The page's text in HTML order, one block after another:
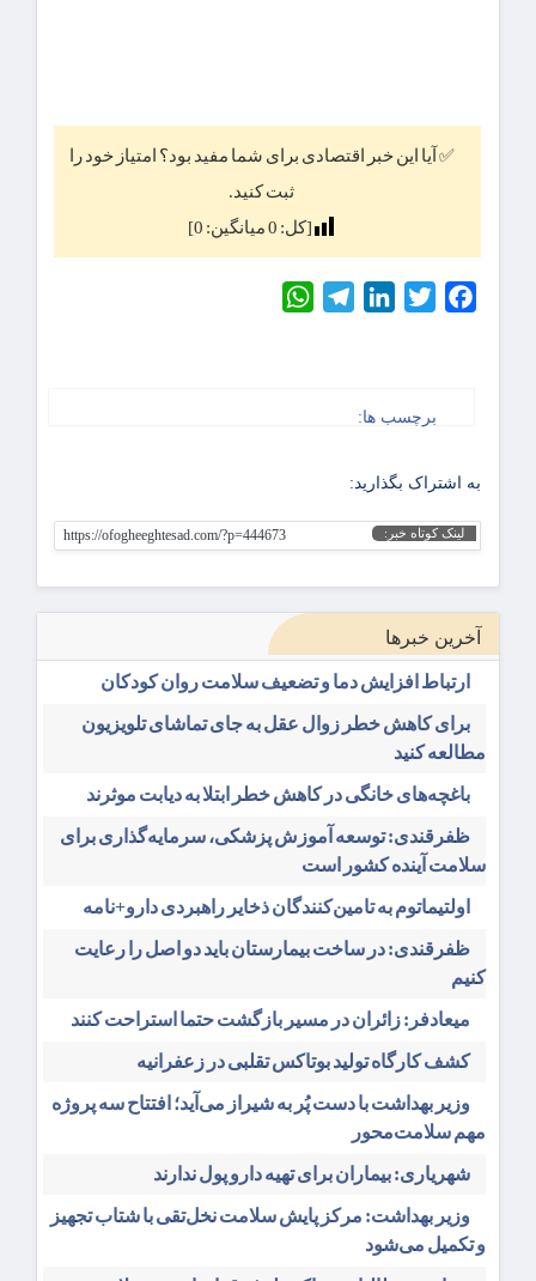
✅ آیا این خبر اقتصادی برای شما مفید بود؟ امتیاز خود را
ثبت کنید.
[کل: 0میانگین: 0
]
Facebook
Twitter
LinkedIn
Telegram
برچسب ها:
به اشتراک بگذارید:
لینک کوتاه خبر: https://ofogheeghtesad.com/?p=444673
آخرین خبرها
ارتباط افزایش دما و تضعیف سلامت روان کودکان
برای کاهش خطر زوال عقل به جای تماشای تلویزیون
مطالعه کنید
باغچه‌های خانگی در کاهش خطر ابتلا به دیابت موثرند
ظفرقندی: توسعه آموزش پزشکی، سرمایه‌گذاری برای
سلامت آینده کشور است
اولتیماتوم به تامین‌کنندگان ذخایر راهبردی دارو+نامه
ظفرقندی: در ساخت بیمارستان باید دو اصل را رعایت
کنیم
میعادفر: زائران در مسیر بازگشت حتما استراحت کنند
کشف کارگاه تولید بوتاکس تقلبی در زعفرانیه
وزیر بهداشت با دست پُر به شیراز می‌آید؛ افتتاح سه پروژه
مهم سلامت‌محور
شهریاری: بیماران برای تهیه دارو پول ندارند
وزیر بهداشت: مرکز پایش سلامت نخل‌تقی با شتاب تجهیز
و تکمیل می‌شود